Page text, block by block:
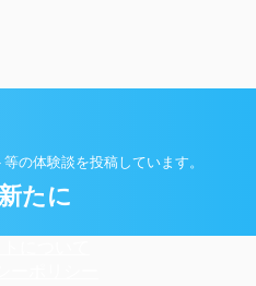
の体験談を投稿しています。
たに